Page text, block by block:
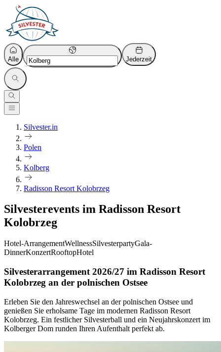
Alle Jederzeit
Silvester.in
Polen
Kolberg
Radisson Resort Kolobrzeg
Silvesterevents im Radisson Resort
Kolobrzeg
Hotel-ArrangementWellnessSilvesterpartyGala-
DinnerKonzertRooftopHotel
Silvesterarrangement 2026/27 im Radisson Resort
Kolobrzeg an der polnischen Ostsee
Erleben Sie den Jahreswechsel an der polnischen Ostsee und
genießen Sie erholsame Tage im modernen Radisson Resort
Kolobrzeg. Ein festlicher Silvesterball und ein Neujahrskonzert im
Kolberger Dom runden Ihren Aufenthalt perfekt ab.